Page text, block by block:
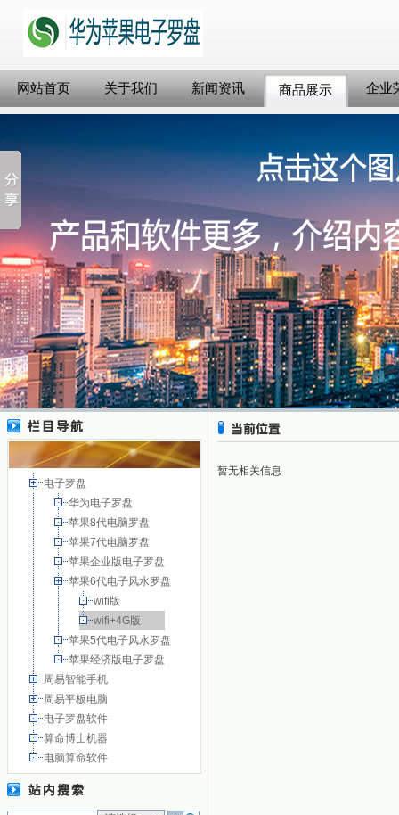
网站首页 关于我们 新闻资讯 商品展示 企业
电子罗盘
华为电子罗盘
苹果8代电脑罗盘
苹果7代电脑罗盘
苹果企业版电子罗盘
苹果6代电子风水罗盘
wifi版
wifi+4G版
苹果5代电子风水罗盘
苹果经济版电子罗盘
周易智能手机
周易平板电脑
电子罗盘软件
算命博士机器
电脑算命软件
暂无相关信息